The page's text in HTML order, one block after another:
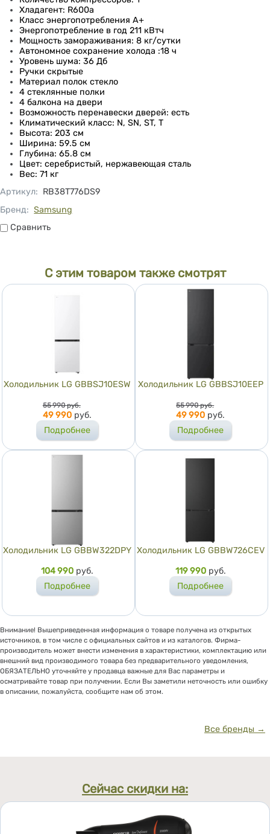
Хладагент: R600a
Класс энергопотребления A+
Энергопотребление в год 211 кВтч
Мощность замораживания: 8 кг/cутки
Автономное сохранение холода :18 ч
Уровень шума: 36 Дб
Ручки скрытые
Материал полок стекло
4 стеклянные полки
4 балкона на двери
Возможность перенавески дверей: есть
Климатический класс: N, SN, ST, T
Высота: 203 см
Ширина: 59.5 см
Глубина: 65.8 см
Цвет: серебристый, нержавеющая сталь
Вес: 71 кг
Артикул: RB38T776DS9
Бренд: Samsung
СравнитьСравнить
С этим товаром также смотрят
Холодильник LG GBBSJ10ESW
Цена
55 990 руб.
49 990 руб.
Подробнее
Холодильник LG GBBSJ10EEP
Цена
55 990 руб.
49 990 руб.
Подробнее
Холодильник LG GBBW322DPY
Цена
104 990 руб.
Подробнее
Холодильник LG GBBW726CEV
Цена
119 990 руб.
Подробнее
Внимание! Вышеприведенная информация о товаре получена из открытых
источников, в том числе с официальных сайтов и из каталогов. Фирма-
производитель может внести изменения в характеристики, комплектацию или
внешний вид производимого товара без предварительного уведомления,
ОБЯЗАТЕЛЬНО уточняйте у продавца важные для Вас параметры и
осматривайте товар при получении. Если Вы заметили неточность или ошибку
в описании, пожалуйста, сообщите нам об этом.
Все бренды →
Сейчас скидки на: